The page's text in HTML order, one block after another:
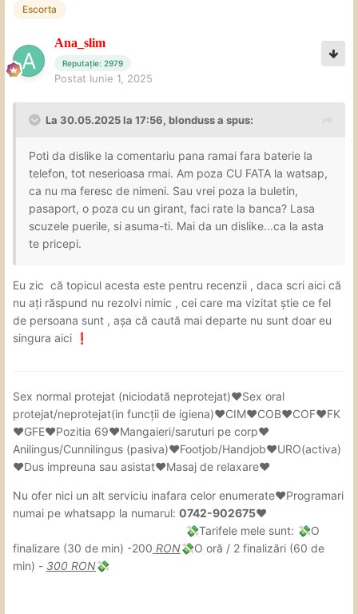
Escorta
Ana_slim
Reputație: 2979
Postat Iunie 1, 2025
La 30.05.2025 la 17:56, blondussa spus:
Poti da dislike la comentariu pana ramai fara baterie la
telefon, tot neserioasa rmai. Am poza CU FATA la watsap,
ca nu ma feresc de nimeni. Sau vrei poza la buletin,
pasaport, o poza cu un girant, faci rate la banca? Lasa
scuzele puerile, si asuma-ti. Mai da un dislike...ca la asta
te pricepi.
Eu zic că topicul acesta este pentru recenzii , daca scri aici că
nu ați răspund nu rezolvi nimic , cei care ma vizitat știe ce fel
de persoana sunt , așa că caută mai departe nu sunt doar eu
singura aici
❗
Sex normal protejat (niciodată neprotejat)❤Sex oral
protejat/neprotejat(in funcții de igiena)❤CIM❤COB❤COF❤FK
❤GFE❤Pozitia 69❤Mangaieri/saruturi pe corp❤
Anilingus/Cunnilingus (pasiva)❤Footjob/Handjob❤URO(activa)
❤Dus impreuna sau asistat❤Masaj de relaxare❤
Nu ofer nici un alt serviciu inafara celor enumerate❤Programari
numai pe whatsapp la numarul: 0742-902675❤
💸Tarifele mele sunt: 💸O
finalizare (30 de min) -200 RON💸O oră / 2 finalizări (60 de
min) - 300 RON💸